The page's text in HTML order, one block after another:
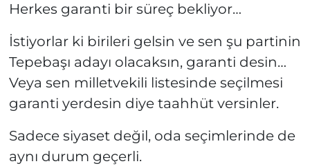
Herkes garanti bir süreç bekliyor…
İstiyorlar ki birileri gelsin ve sen şu partinin
Tepebaşı adayı olacaksın, garanti desin…
Veya sen milletvekili listesinde seçilmesi
garanti yerdesin diye taahhüt versinler.
Sadece siyaset değil, oda seçimlerinde de
aynı durum geçerli.